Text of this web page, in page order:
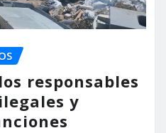
responsables
y